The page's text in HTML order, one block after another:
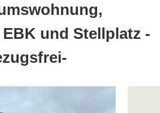
und Stellplatz -